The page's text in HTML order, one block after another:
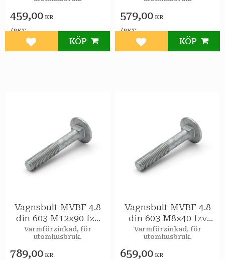
459,00 KR
/PKT
Lägg till i favoriter
KÖP
579,00 KR
/PKT
Lägg till i favoriter
KÖP
Vagnsbult MVBF 4.8
din 603 M12x90 fzv
25st/pkt
Varmförzinkad, för
utomhusbruk.
789,00 KR
Vagnsbult MVBF 4.8
din 603 M8x40 fzv
100st/pkt
Varmförzinkad, för
utomhusbruk.
659,00 KR